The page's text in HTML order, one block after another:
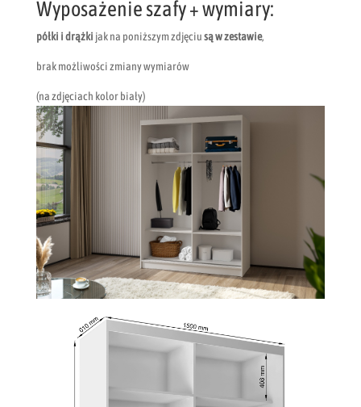
Wyposażenie szafy + wymiary:
półki i drążki jak na poniższym zdjęciusą w zestawie,
brak możliwości zmiany wymiarów
(na zdjęciach kolor biały)